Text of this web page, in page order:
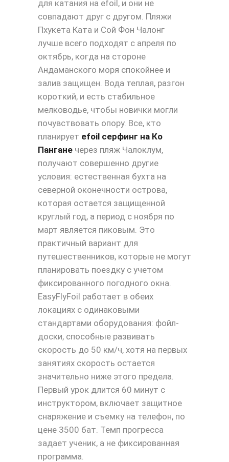
для катания на efoil, и они не
совпадают друг с другом. Пляжи
Пхукета Ката и Сой Фон Чалонг
лучше всего подходят с апреля по
октябрь, когда на стороне
Андаманского моря спокойнее и
залив защищен. Вода теплая, разгон
короткий, и есть стабильное
мелководье, чтобы новички могли
почувствовать опору. Все, кто
планирует efoil серфинг на Ко
Пангане через пляж Чалоклум,
получают совершенно другие
условия: естественная бухта на
северной оконечности острова,
которая остается защищенной
круглый год, а период с ноября по
март является пиковым. Это
практичный вариант для
путешественников, которые не могут
планировать поездку с учетом
фиксированного погодного окна.
EasyFlyFoil работает в обеих
локациях с одинаковыми
стандартами оборудования: фойл-
доски, способные развивать
скорость до 50 км/ч, хотя на первых
занятиях скорость остается
значительно ниже этого предела.
Первый урок длится 60 минут с
инструктором, включает защитное
снаряжение и съемку на телефон, по
цене 3500 бат. Темп прогресса
задает ученик, а не фиксированная
программа.